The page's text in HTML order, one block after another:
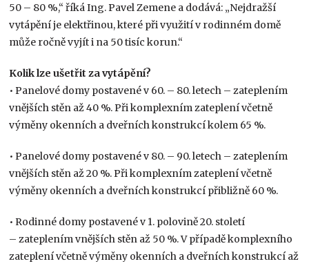
50 – 80 %,“ říká Ing. Pavel Zemene a dodává: „Nejdražší
vytápění je elektřinou, které při využití v rodinném domě
může ročně vyjít i na 50 tisíc korun.“
Kolik lze ušetřit za vytápění?
• Panelové domy postavené v 60. – 80. letech – zateplením
vnějších stěn až 40 %. Při komplexním zateplení včetně
výměny okenních a dveřních konstrukcí kolem 65 %.
• Panelové domy postavené v 80. – 90. letech – zateplením
vnějších stěn až 20 %. Při komplexním zateplení včetně
výměny okenních a dveřních konstrukcí přibližně 60 %.
• Rodinné domy postavené v 1. polovině 20. století
– zateplením vnějších stěn až 50 %. V případě komplexního
zateplení včetně výměny okenních a dveřních konstrukcí až